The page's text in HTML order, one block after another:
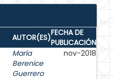
AUTOR(ES)FECHA DE
PUBLICACIÓN
María
Berenice
Guerrero
nov-2018